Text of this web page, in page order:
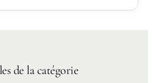
de la catégorie